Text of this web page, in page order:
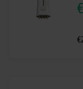
€
€